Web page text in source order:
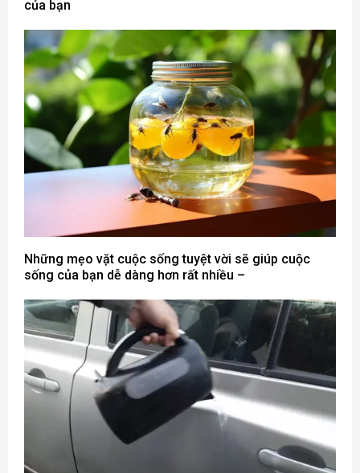
của bạn
Những mẹo vặt cuộc sống tuyệt vời sẽ giúp cuộc
sống của bạn dễ dàng hơn rất nhiều –